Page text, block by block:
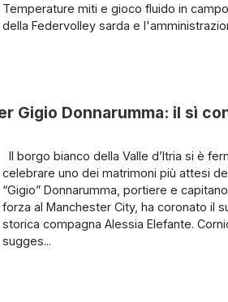
Temperature miti e gioco fluido in
della Federvolley sarda e
Gigio Donnarumma: il sì
Il borgo bianco della Valle d’Itria si è
celebrare uno dei matrimoni più attesi
“Gigio” Donnarumma, portiere e
forza al Manchester City, ha coronato il
storica compagna Alessia Elefante.
sugges...